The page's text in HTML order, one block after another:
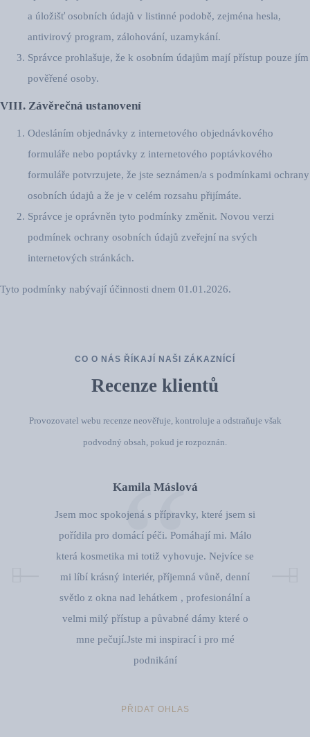
a úložišť osobních údajů v listinné podobě, zejména hesla,
antivirový program, zálohování, uzamykání.
Správce prohlašuje, že k osobním údajům mají přístup pouze jím
pověřené osoby.
VIII. Závěrečná ustanovení
Odesláním objednávky z internetového objednávkového
formuláře nebo poptávky z internetového poptávkového
formuláře potvrzujete, že jste seznámen/a s podmínkami ochrany
osobních údajů a že je v celém rozsahu přijímáte.
Správce je oprávněn tyto podmínky změnit. Novou verzi
podmínek ochrany osobních údajů zveřejní na svých
internetových stránkách.
Tyto podmínky nabývají účinnosti dnem 01.01.2026.
CO O NÁS ŘÍKAJÍ NAŠI ZÁKAZNÍCÍ
Recenze klientů
Provozovatel webu recenze neověřuje, kontroluje a odstraňuje však
podvodný obsah, pokud je rozpoznán.
Kamila Máslová
Jsem moc spokojená s přípravky, které jsem si
pořídila pro domácí péči. Pomáhají mi. Málo
která kosmetika mi totiž vyhovuje. Nejvíce se
mi líbí krásný interiér, příjemná vůně, denní
světlo z okna nad lehátkem , profesionální a
velmi milý přístup a půvabné dámy které o
mne pečují.Jste mi inspirací i pro mé
podnikání
PŘIDAT OHLAS